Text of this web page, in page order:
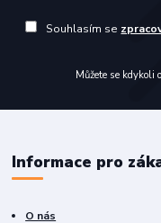
Souhlasím se
Můžete se
Informace pro
O nás